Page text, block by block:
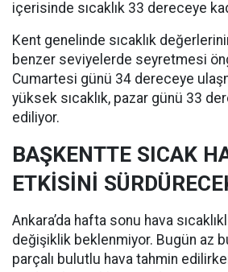
içerisinde sıcaklık 33 dereceye
Kent genelinde sıcaklık
benzer seviyelerde seyretmesi
Cumartesi günü 34 dereceye
yüksek sıcaklık, pazar günü 33
ediliyor.
BAŞKENTTE SICAK
ETKİSİNİ
Ankara’da hafta sonu hava
değişiklik beklenmiyor. Bugün az
parçalı bulutlu hava tahmin